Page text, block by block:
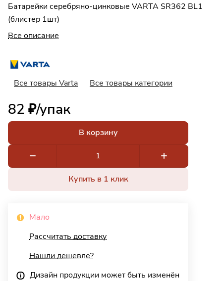
Батарейки серебряно-цинковые VARTA SR362 BL1
(блистер 1шт)
Все описание
Все товары Varta Все товары категории
82 ₽/упак
В корзину
Купить в 1 клик
Мало
Рассчитать доставку
Нашли дешевле?
Дизайн продукции может быть изменён